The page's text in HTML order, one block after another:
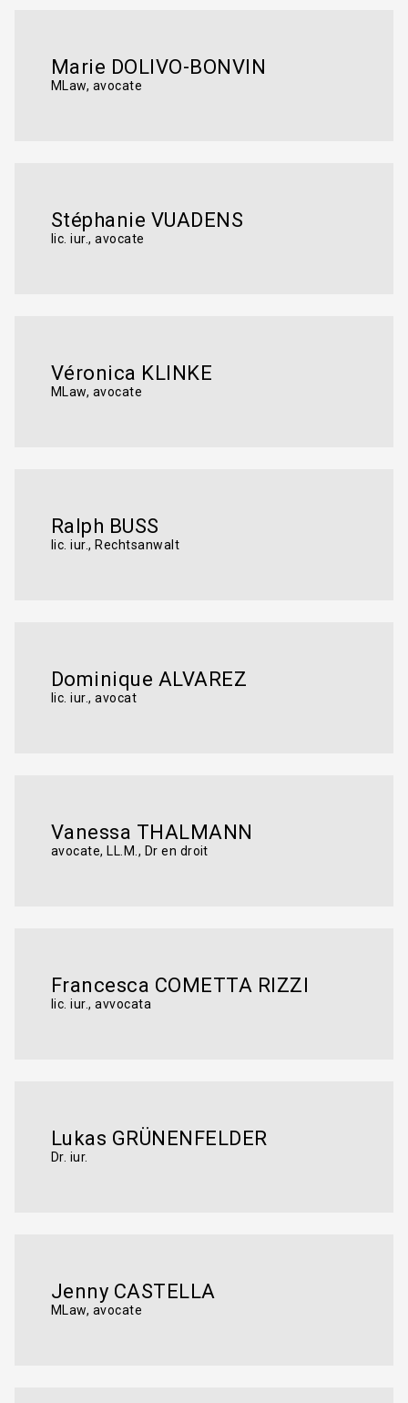
Marie DOLIVO-BONVIN
MLaw, avocate
Stéphanie VUADENS
lic. iur., avocate
Véronica KLINKE
MLaw, avocate
Ralph BUSS
lic. iur., Rechtsanwalt
Dominique ALVAREZ
lic. iur., avocat
Vanessa THALMANN
avocate, LL.M., Dr en droit
Francesca COMETTA RIZZI
lic. iur., avvocata
Lukas GRÜNENFELDER
Dr. iur.
Jenny CASTELLA
MLaw, avocate